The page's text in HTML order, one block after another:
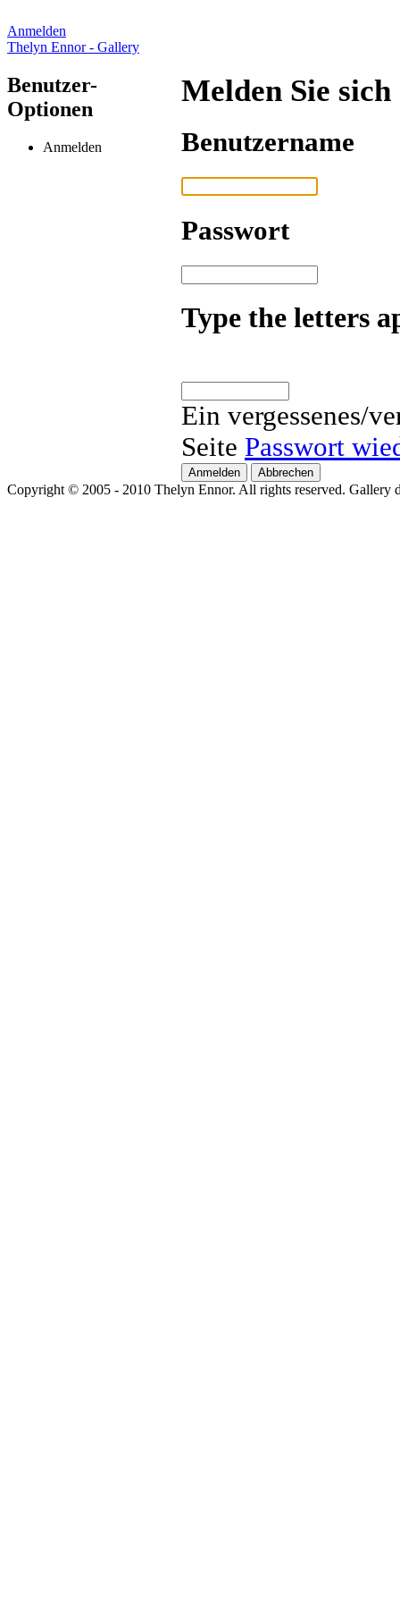
Anmelden
Thelyn Ennor - Gallery
Benutzer-
Optionen
Anmelden
Melden Sie sich
Benutzername
Passwort
Type the letters
Ein vergessenes/
Seite Passwort
Copyright © 2005 - 2010 Thelyn Ennor. All rights reserved. Gallery